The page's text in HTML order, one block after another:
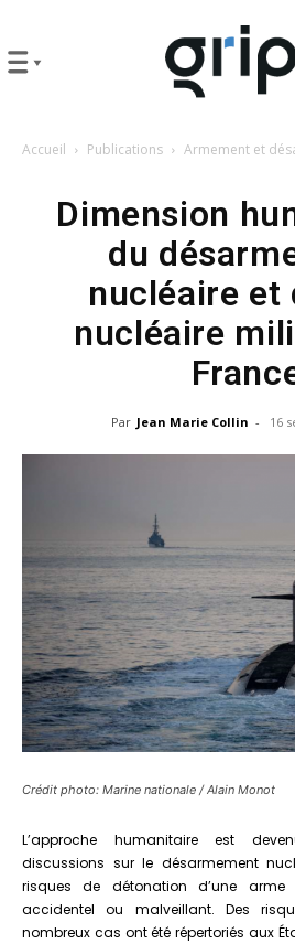
Accueil Publications Armement et
Dimension
du
nucléaire et
nucléaire
Par Jean Marie Collin - 16
Crédit photo: Marine nationale / Alain Monot
L’approche humanitaire est
discussions sur le désarmement
risques de détonation d’une
accidentel ou malveillant. Des
nombreux cas ont été répertoriés aux